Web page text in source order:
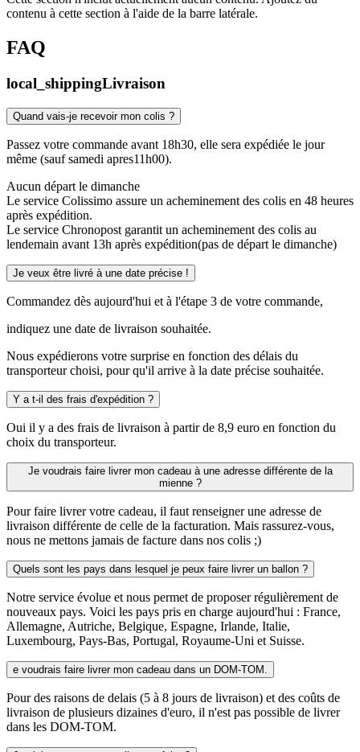
contenu à cette section à l'aide de la barre latérale.
FAQ
local_shippingLivraison
Quand vais-je recevoir mon colis ?
Passez votre commande avant 18h30, elle sera expédiée le jour
même (sauf samedi apres11h00).
Aucun départ le dimanche
Le service Colissimo assure un acheminement des colis en 48 heures
après expédition.
Le service Chronopost garantit un acheminement des colis au
lendemain avant 13h après expédition(pas de départ le dimanche)
Je veux être livré à une date précise !
Commandez dès aujourd'hui et à l'étape 3 de votre commande,
indiquez une date de livraison souhaitée.
Nous expédierons votre surprise en fonction des délais du
transporteur choisi, pour qu'il arrive à la date précise souhaitée.
Y a t-il des frais d'expédition ?
Oui il y a des frais de livraison à partir de 8,9 euro en fonction du
choix du transporteur.
Je voudrais faire livrer mon cadeau à une adresse différente de la
mienne ?
Pour faire livrer votre cadeau, il faut renseigner une adresse de
livraison différente de celle de la facturation. Mais rassurez-vous,
nous ne mettons jamais de facture dans nos colis ;)
Quels sont les pays dans lesquel je peux faire livrer un ballon ?
Notre service évolue et nous permet de proposer régulièrement de
nouveaux pays. Voici les pays pris en charge aujourd'hui : France,
Allemagne, Autriche, Belgique, Espagne, Irlande, Italie,
Luxembourg, Pays-Bas, Portugal, Royaume-Uni et Suisse.
e voudrais faire livrer mon cadeau dans un DOM-TOM.
Pour des raisons de delais (5 à 8 jours de livraison) et des coûts de
livraison de plusieurs dizaines d'euro, il n'est pas possible de livrer
dans les DOM-TOM.